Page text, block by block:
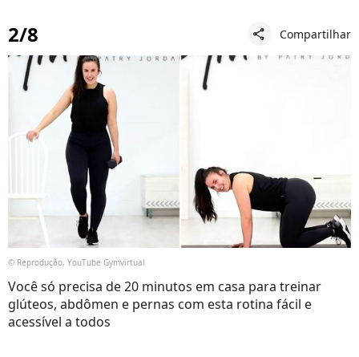
2/8 share Compartilhar
© Reprodução, YouTube Gymvirtual
Você só precisa de 20 minutos em casa para treinar
glúteos, abdômen e pernas com esta rotina fácil e
acessível a todos